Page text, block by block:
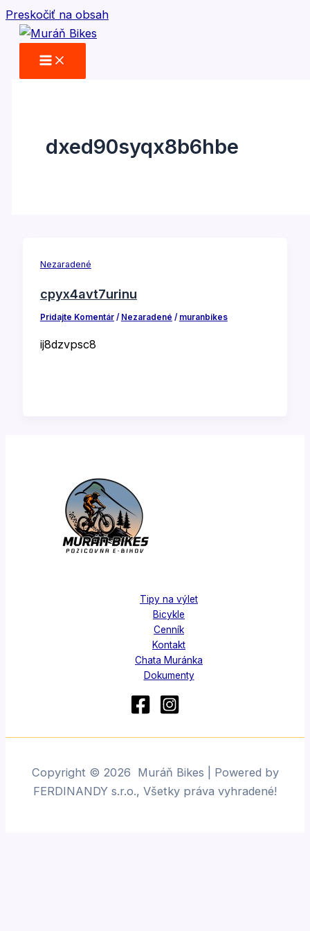
Preskočiť na obsah
dxed90syqx8b6hbe
Nezaradené
cpyx4avt7urinu
Pridajte Komentár / Nezaradené / muranbikes
ij8dzvpsc8
Tipy na výlet
Bicykle
Cenník
Kontakt
Chata Muránka
Dokumenty
Copyright © 2026 Muráň Bikes | Powered by
FERDINANDY s.r.o., Všetky práva vyhradené!